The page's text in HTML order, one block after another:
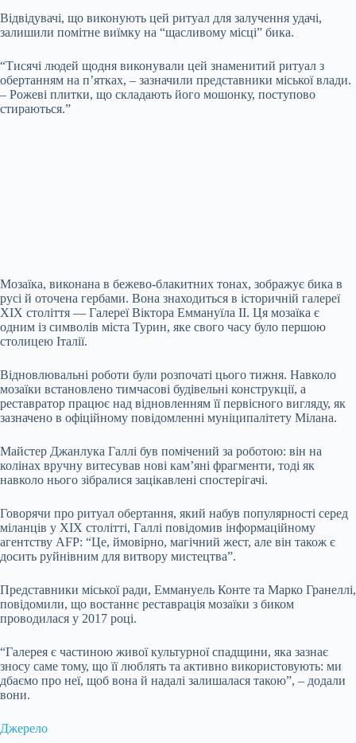
Відвідувачі, що виконують цей ритуал для залучення удачі,
залишили помітне виїмку на “щасливому місці” бика.
“Тисячі людей щодня виконували цей знаменитий ритуал з
обертанням на п’ятках, – зазначили представники міської влади.
– Рожеві плитки, що складають його мошонку, поступово
стираються.”
Мозаїка, виконана в бежево-блакитних тонах, зображує бика в
русі й оточена гербами. Вона знаходиться в історичній галереї
XIX століття — Галереї Віктора Еммануїла II. Ця мозаїка є
одним із символів міста Турин, яке свого часу було першою
столицею Італії.
Відновлювальні роботи були розпочаті цього тижня. Навколо
мозаїки встановлено тимчасові будівельні конструкції, а
реставратор працює над відновленням її первісного вигляду, як
зазначено в офіційному повідомленні муніципалітету Мілана.
Майстер Джанлука Галлі був помічений за роботою: він на
колінах вручну витесував нові кам’яні фрагменти, тоді як
навколо нього зібралися зацікавлені спостерігачі.
Говорячи про ритуал обертання, який набув популярності серед
міланців у XIX столітті, Галлі повідомив інформаційному
агентству AFP: “Це, ймовірно, магічний жест, але він також є
досить руйнівним для витвору мистецтва”.
Представники міської ради, Еммануель Конте та Марко Гранеллі,
повідомили, що востаннє реставрація мозаїки з биком
проводилася у 2017 році.
“Галерея є частиною живої культурної спадщини, яка зазнає
зносу саме тому, що її люблять та активно використовують: ми
дбаємо про неї, щоб вона й надалі залишалася такою”, – додали
вони.
Джерело